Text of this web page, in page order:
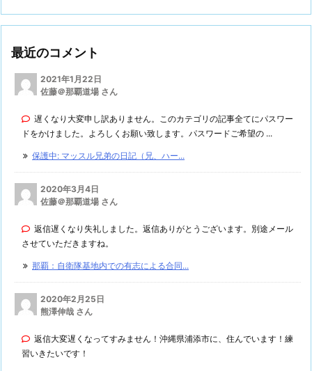
最近のコメント
2021年1月22日
佐藤＠那覇道場 さん
遅くなり大変申し訳ありません。このカテゴリの記事全てにパスワー
ドをかけました。よろしくお願い致します。パスワードご希望の ...
保護中: マッスル兄弟の日記（兄、ハー...
2020年3月4日
佐藤＠那覇道場 さん
返信遅くなり失礼しました。返信ありがとうございます。別途メール
させていただきますね。
那覇：自衛隊基地内での有志による合同...
2020年2月25日
熊澤伸哉 さん
返信大変遅くなってすみません！沖縄県浦添市に、住んでいます！練
習いきたいです！